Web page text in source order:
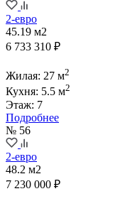
2-евро
45.19 м2
6 733 310 ₽
Жилая: 27 м2
Кухня: 5.5 м2
Этаж: 7
Подробнее
№ 56
2-евро
48.2 м2
7 230 000 ₽